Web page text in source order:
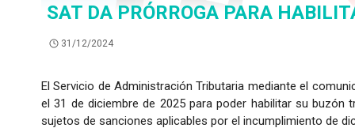
SAT DA PRÓRROGA PARA
31/12/2024
El Servicio de Administración Tributaria mediante el
el 31 de diciembre de 2025 para poder habilitar su
sujetos de sanciones aplicables por el incumplimiento de